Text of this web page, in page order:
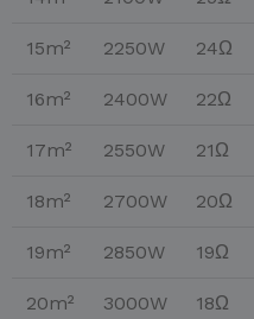
15m² 2250W 24Ω
16m² 2400W 22Ω
17m² 2550W 21Ω
18m² 2700W 20Ω
19m² 2850W 19Ω
20m² 3000W 18Ω